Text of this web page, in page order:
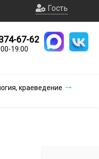
Гость
67-62
19:00
краеведение